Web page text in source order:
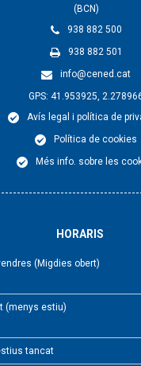
(BCN)
938 882 500
938 882 501
info@cened.cat
GPS: 41.953925,
Avís legal i política de
Política de cookies
Més info. sobre les
HORARIS
(Migdies obert)
(menys estiu)
tancat